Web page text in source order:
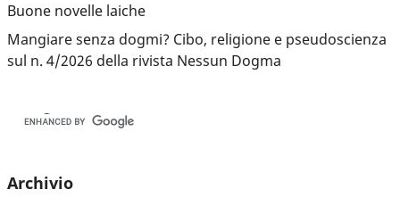
Buone novelle laiche
Mangiare senza dogmi? Cibo, religione e pseudoscienza
sul n. 4/2026 della rivista Nessun Dogma
Archivio